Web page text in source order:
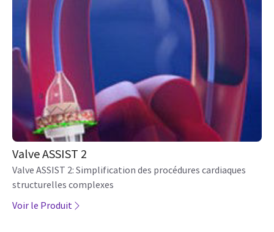
Valve ASSIST 2
Valve ASSIST 2: Simplification des procédures cardiaques
structurelles complexes
Voir le Produit